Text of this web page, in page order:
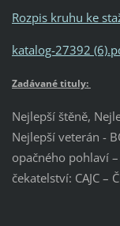
Rozpis kruhu ke
katalog-27392
Zadávané tituly:
Nejlepší štěně,
Nejlepší veterán -
opačného pohlaví
čekatelství: CAJC –